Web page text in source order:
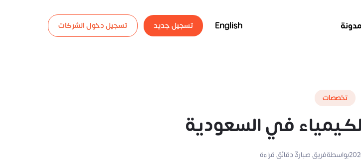
English تسجيل جديد تسجيل دخول الشركات
تخصصات
في السعودية
بواسطةفريق صبار3دقائق قراءة